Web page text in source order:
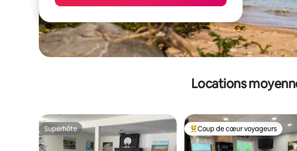
Locations
Superhôte
Superhôte Coups de cœur voyageurs les
Coup de cœur voyageurs